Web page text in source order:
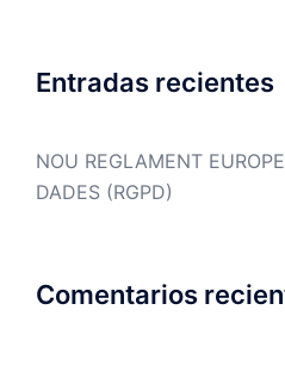
Entradas recientes
NOU REGLAMENT
DADES (RGPD)
Comentarios